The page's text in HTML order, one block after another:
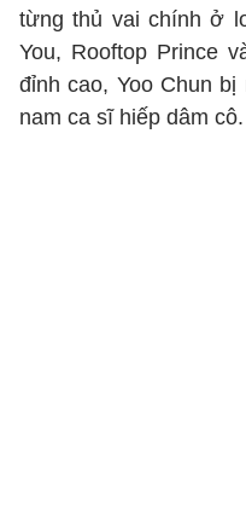
từng thủ vai chính ở
You, Rooftop Prince
đỉnh cao, Yoo Chun
nam ca sĩ hiếp dâm cô.